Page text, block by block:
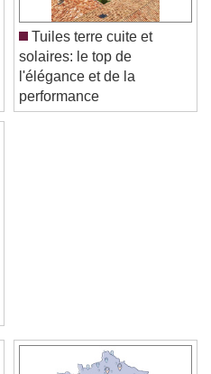
Tuiles terre cuite et
solaires: le top de
l'élégance et de la
performance